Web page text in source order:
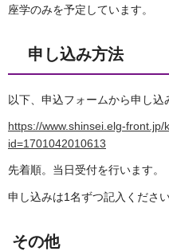
座学のみを予定しています。
申し込み方法
以下、申込フォームから申し込
https://www.shinsei.elg-
id=1701042010613
先着順。当日受付を行います。
申し込みは1名ずつ記入くださ
その他